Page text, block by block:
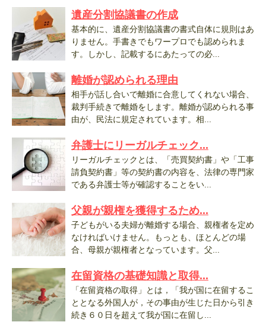
遺産分割協議書の作成
基本的に、遺産分割協議書の書式自体に規則はあ
りません。手書きでもワープロでも認められま
す。しかし、記載するにあたっての必...
離婚が認められる理由
相手が話し合いで離婚に合意してくれない場合、
裁判手続きで離婚をします。離婚が認められる事
由が、民法に規定されています。相...
弁護士にリーガルチェック...
リーガルチェックとは、「売買契約書」や「工事
請負契約書」等の契約書の内容を、法律の専門家
である弁護士等が確認することをい...
父親が親権を獲得するため...
子どもがいる夫婦が離婚する場合、親権者を定め
なければいけません。もっとも、ほとんどの場
合、母親が親権者となっています。父...
在留資格の基礎知識と取得...
「在留資格の取得」とは，「我が国に在留するこ
ととなる外国人が，その事由が生じた日から引き
続き６０日を超えて我が国に在留し...